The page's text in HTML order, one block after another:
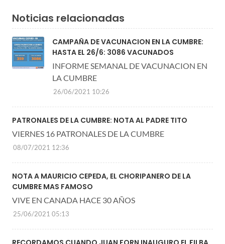
Noticias relacionadas
CAMPAÑA DE VACUNACION EN LA CUMBRE:
HASTA EL 26/6: 3086 VACUNADOS
INFORME SEMANAL DE VACUNACION EN
LA CUMBRE
26/06/2021 10:26
PATRONALES DE LA CUMBRE: NOTA AL PADRE TITO
VIERNES 16 PATRONALES DE LA CUMBRE
08/07/2021 12:36
NOTA A MAURICIO CEPEDA, EL CHORIPANERO DE LA
CUMBRE MAS FAMOSO
VIVE EN CANADA HACE 30 AÑOS
25/06/2021 05:13